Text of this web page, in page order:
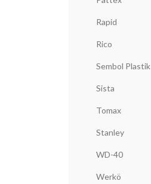
Rapid
Rico
Sembol Plastik
Sista
Tomax
Stanley
WD-40
Werkö